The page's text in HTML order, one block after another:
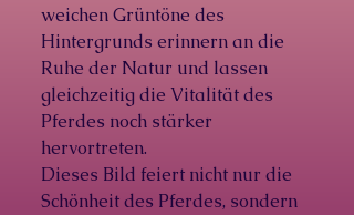
weichen Grüntöne des
Hintergrunds erinnern an die
Ruhe der Natur und lassen
gleichzeitig die Vitalität des
Pferdes noch stärker
hervortreten.
Dieses Bild feiert nicht nur die
Schönheit des Pferdes, sondern